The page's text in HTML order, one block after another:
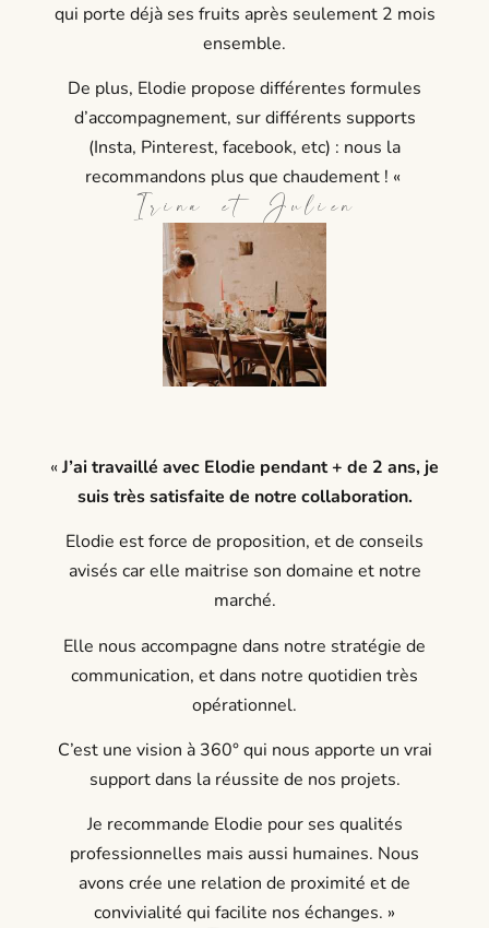
qui porte déjà ses fruits après seulement 2 mois
ensemble.
De plus, Elodie propose différentes formules
d’accompagnement, sur différents supports
(Insta, Pinterest, facebook, etc) : nous la
recommandons plus que chaudement ! «
Irina et Julien
«J’ai travaillé avec Elodie pendant + de 2 ans, je
suis très satisfaite de notre collaboration.
Elodie est force de proposition, et de conseils
avisés car elle maitrise son domaine et notre
marché.
Elle nous accompagne dans notre stratégie de
communication, et dans notre quotidien très
opérationnel.
C’est une vision à 360° qui nous apporte un vrai
support dans la réussite de nos projets.
Je recommande Elodie pour ses qualités
professionnelles mais aussi humaines. Nous
avons crée une relation de proximité et de
convivialité qui facilite nos échanges. »